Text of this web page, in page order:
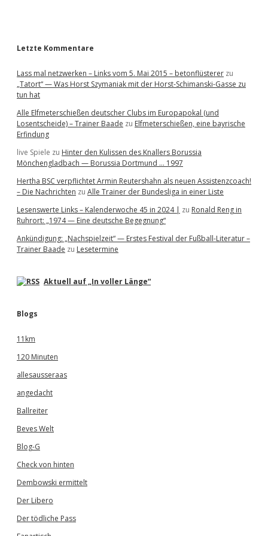
Letzte Kommentare
Lass mal netzwerken – Links vom 5. Mai 2015 – betonflüsterer zu
„Tatort“ — Was Horst Szymaniak mit der Horst-Schimanski-Gasse zu
tun hat
Alle Elfmeterschießen deutscher Clubs im Europapokal (und
Losentscheide) – Trainer Baade zu Elfmeterschießen, eine bayrische
Erfindung
live Spiele zu Hinter den Kulissen des Knallers Borussia
Mönchengladbach — Borussia Dortmund … 1997
Hertha BSC verpflichtet Armin Reutershahn als neuen Assistenzcoach!
– Die Nachrichten zu Alle Trainer der Bundesliga in einer Liste
Lesenswerte Links – Kalenderwoche 45 in 2024 | zu Ronald Reng in
Ruhrort: „1974 — Eine deutsche Begegnung“
Ankündigung: „Nachspielzeit“ — Erstes Festival der Fußball-Literatur –
Trainer Baade zu Lesetermine
Aktuell auf „In voller Länge“
Blogs
11km
120 Minuten
allesausseraas
angedacht
Ballreiter
Beves Welt
Blog-G
Check von hinten
Dembowski ermittelt
Der Libero
Der tödliche Pass